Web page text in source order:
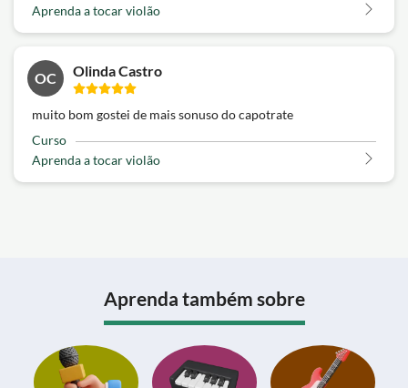
Aprenda a tocar violão
OC Olinda Castro
muito bom gostei de mais sonuso do capotrate
Curso
Aprenda a tocar violão
Aprenda também sobre